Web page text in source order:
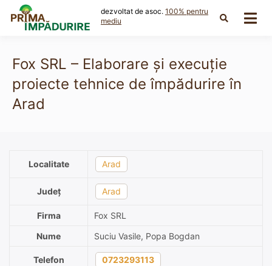
content
dezvoltat de asoc. 100% pentru
mediu
Fox SRL – Elaborare și execuție
proiecte tehnice de împădurire în
Arad
Localitate Arad
Județ Arad
Firma
Fox SRL
Nume
Suciu Vasile, Popa Bogdan
Telefon 0723293113